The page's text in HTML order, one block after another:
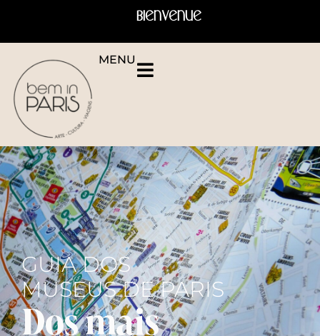
Bienvenue
MENU
GUIA DOS
MUSEUS DE PARIS
Dos mais